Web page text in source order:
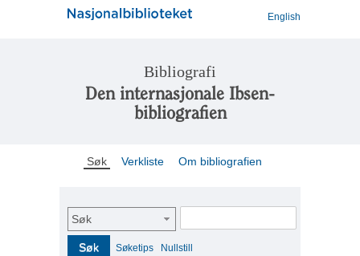
English
Bibliografi
Den internasjonale Ibsen-
bibliografien
Søk Verkliste Om bibliografien
Søk
Søk Søketips Nullstill